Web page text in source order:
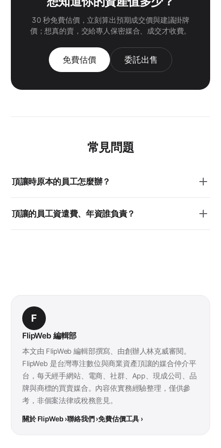
30 秒免費估價，立刻算出預期成交價與建議掛牌
價；想真的賣，交給專人保密媒合、成交才收費。
免費估價 委託出售
常見問題
頂讓時原本的員工怎麼辦？
頂讓的員工資遣費、年資誰負責？
F
FlipWeb 編輯部
本文由 FlipWeb 編輯部撰寫、由創辦人林克威審閱。
FlipWeb 是台灣專注數位與商業資產頂讓的媒合仲介平
台，每天經手網站、電商、社群、App、現成公司、品
牌與商標的買賣媒合。內容依實務經驗整理，僅供參
考，非個案法律或稅務意見。
關於 FlipWeb ›聯絡我們 ›免費估價工具 ›